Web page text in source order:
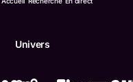
Univers